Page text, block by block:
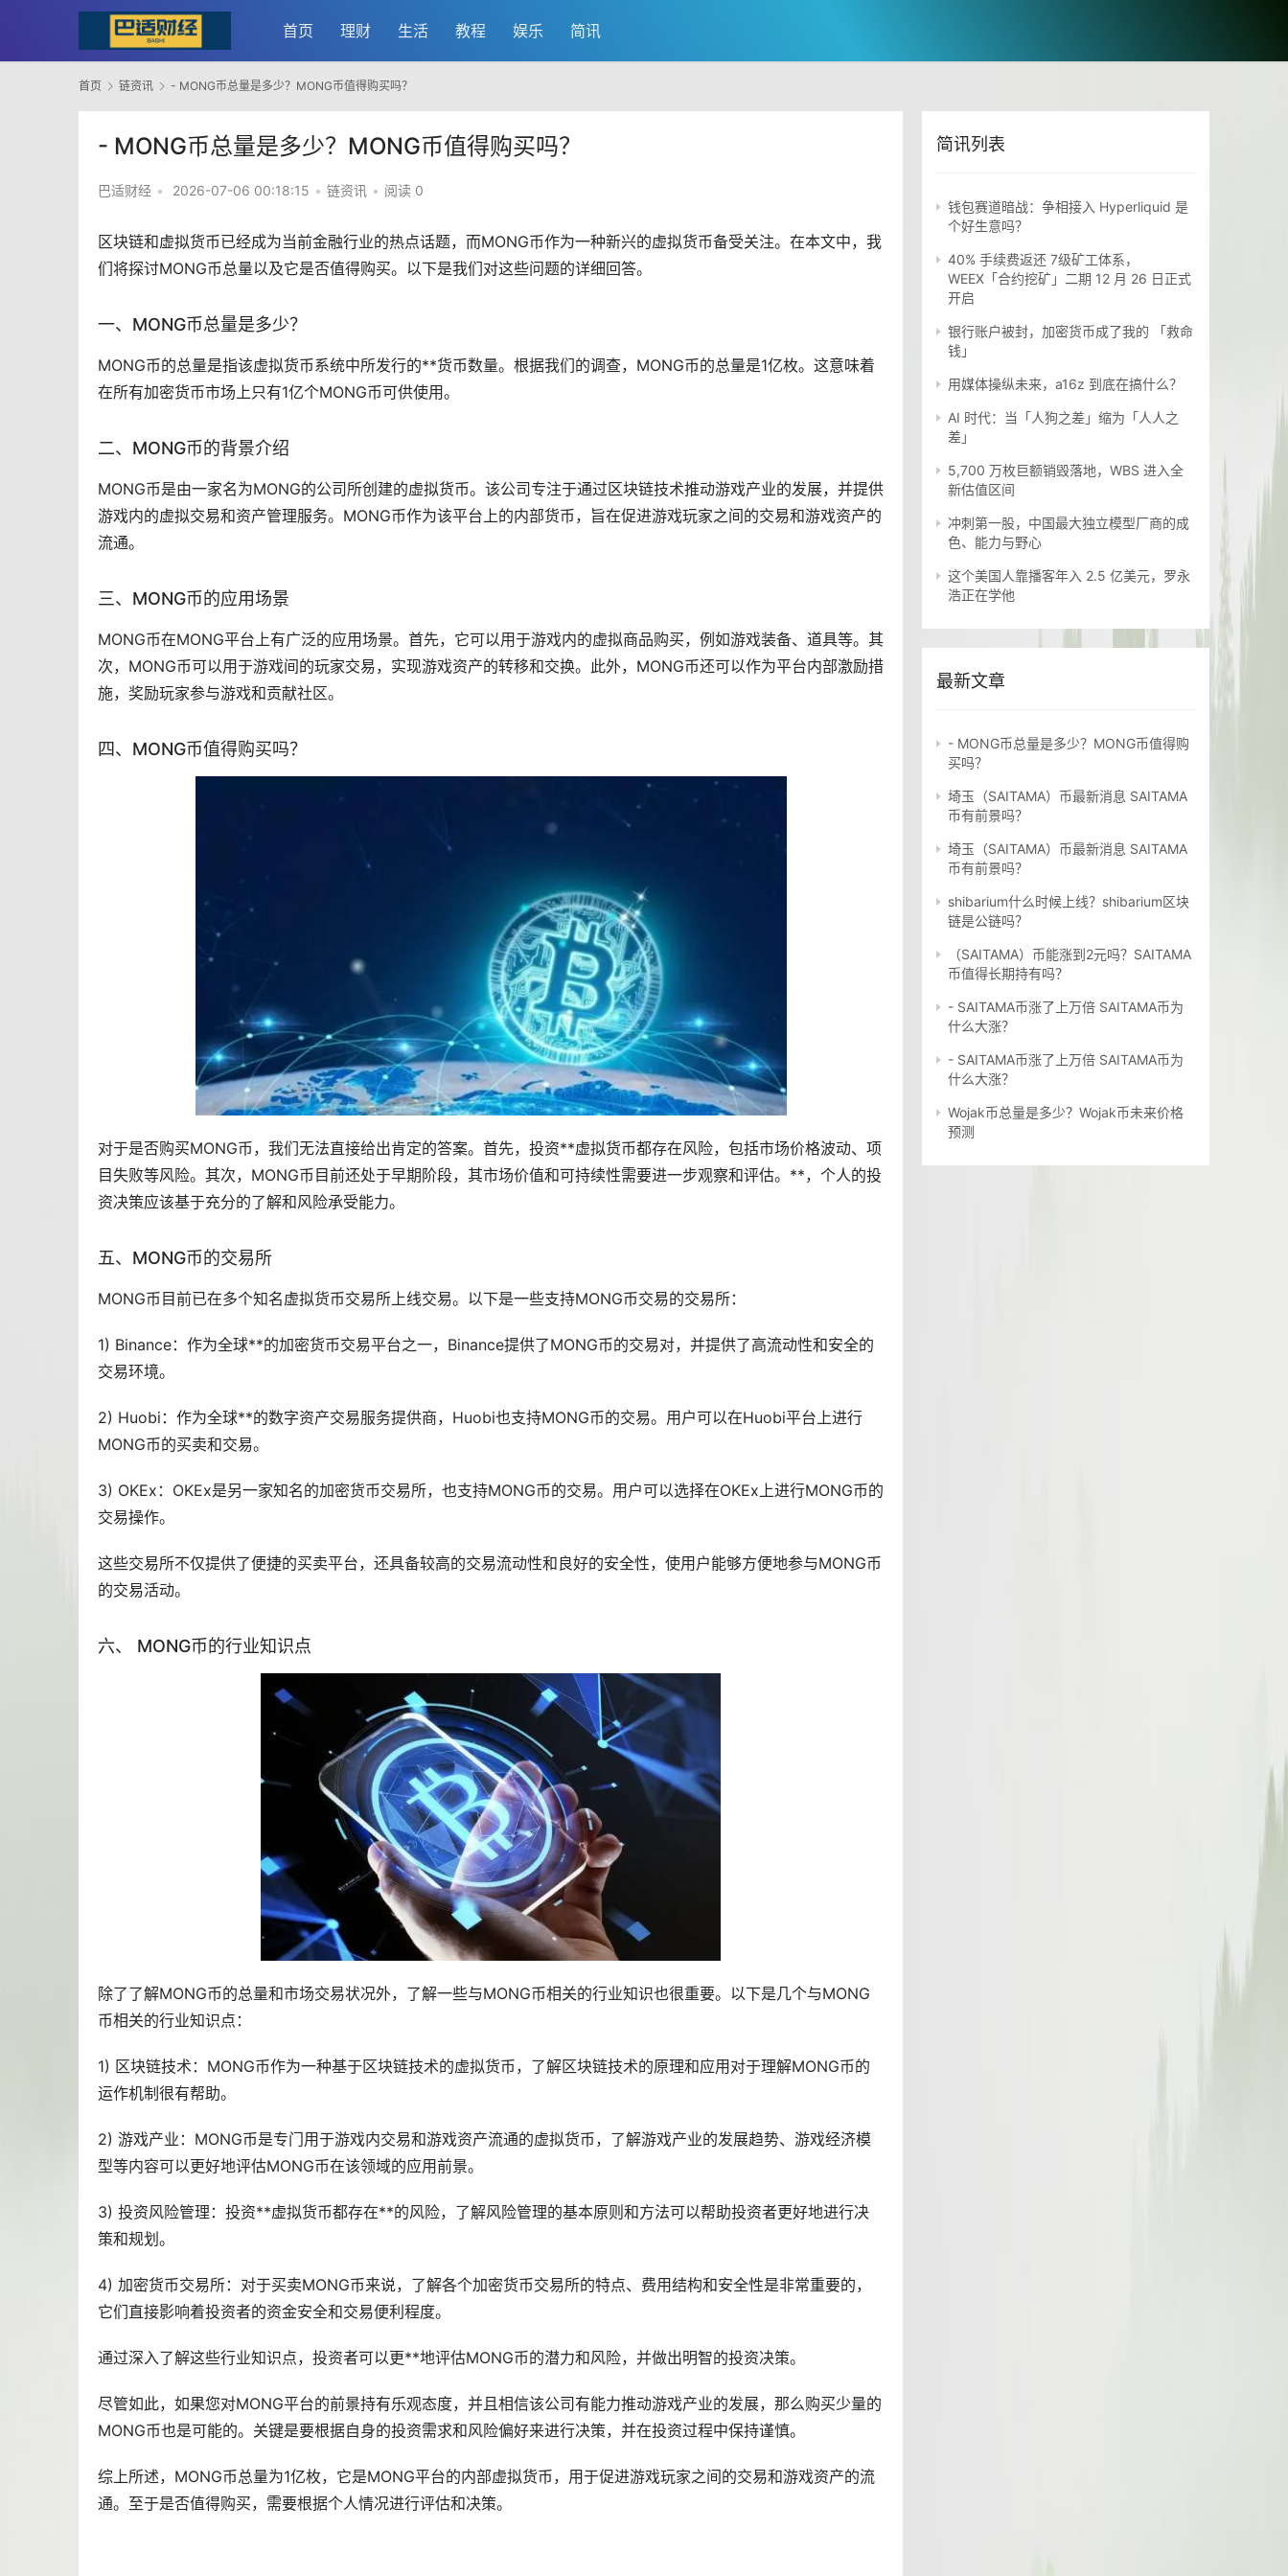
首页 理财 生活 教程 娱乐 简讯
首页 链资讯 - MONG币总量是多少？MONG币值得购买吗？
- MONG币总量是多少？MONG币值得购买吗？
巴适财经 • 2026-07-06 00:18:15 • 链资讯 • 阅读 0
区块链和虚拟货币已经成为当前金融行业的热点话题，而MONG币作为一种新兴的虚拟货币备受关注。在本文中，我
们将探讨MONG币总量以及它是否值得购买。以下是我们对这些问题的详细回答。
一、MONG币总量是多少？
MONG币的总量是指该虚拟货币系统中所发行的**货币数量。根据我们的调查，MONG币的总量是1亿枚。这意味着
在所有加密货币市场上只有1亿个MONG币可供使用。
二、MONG币的背景介绍
MONG币是由一家名为MONG的公司所创建的虚拟货币。该公司专注于通过区块链技术推动游戏产业的发展，并提供
游戏内的虚拟交易和资产管理服务。MONG币作为该平台上的内部货币，旨在促进游戏玩家之间的交易和游戏资产的
流通。
三、MONG币的应用场景
MONG币在MONG平台上有广泛的应用场景。首先，它可以用于游戏内的虚拟商品购买，例如游戏装备、道具等。其
次，MONG币可以用于游戏间的玩家交易，实现游戏资产的转移和交换。此外，MONG币还可以作为平台内部激励措
施，奖励玩家参与游戏和贡献社区。
四、MONG币值得购买吗？
对于是否购买MONG币，我们无法直接给出肯定的答案。首先，投资**虚拟货币都存在风险，包括市场价格波动、项
目失败等风险。其次，MONG币目前还处于早期阶段，其市场价值和可持续性需要进一步观察和评估。**，个人的投
资决策应该基于充分的了解和风险承受能力。
五、MONG币的交易所
MONG币目前已在多个知名虚拟货币交易所上线交易。以下是一些支持MONG币交易的交易所：
1) Binance：作为全球**的加密货币交易平台之一，Binance提供了MONG币的交易对，并提供了高流动性和安全的
交易环境。
2) Huobi：作为全球**的数字资产交易服务提供商，Huobi也支持MONG币的交易。用户可以在Huobi平台上进行
MONG币的买卖和交易。
3) OKEx：OKEx是另一家知名的加密货币交易所，也支持MONG币的交易。用户可以选择在OKEx上进行MONG币的
交易操作。
这些交易所不仅提供了便捷的买卖平台，还具备较高的交易流动性和良好的安全性，使用户能够方便地参与MONG币
的交易活动。
六、 MONG币的行业知识点
除了了解MONG币的总量和市场交易状况外，了解一些与MONG币相关的行业知识也很重要。以下是几个与MONG
币相关的行业知识点：
1) 区块链技术：MONG币作为一种基于区块链技术的虚拟货币，了解区块链技术的原理和应用对于理解MONG币的
运作机制很有帮助。
2) 游戏产业：MONG币是专门用于游戏内交易和游戏资产流通的虚拟货币，了解游戏产业的发展趋势、游戏经济模
型等内容可以更好地评估MONG币在该领域的应用前景。
3) 投资风险管理：投资**虚拟货币都存在**的风险，了解风险管理的基本原则和方法可以帮助投资者更好地进行决
策和规划。
4) 加密货币交易所：对于买卖MONG币来说，了解各个加密货币交易所的特点、费用结构和安全性是非常重要的，
它们直接影响着投资者的资金安全和交易便利程度。
通过深入了解这些行业知识点，投资者可以更**地评估MONG币的潜力和风险，并做出明智的投资决策。
尽管如此，如果您对MONG平台的前景持有乐观态度，并且相信该公司有能力推动游戏产业的发展，那么购买少量的
MONG币也是可能的。关键是要根据自身的投资需求和风险偏好来进行决策，并在投资过程中保持谨慎。
综上所述，MONG币总量为1亿枚，它是MONG平台的内部虚拟货币，用于促进游戏玩家之间的交易和游戏资产的流
通。至于是否值得购买，需要根据个人情况进行评估和决策。
简讯列表
钱包赛道暗战：争相接入 Hyperliquid 是
个好生意吗？
40% 手续费返还 7级矿工体系，
WEEX「合约挖矿」二期 12 月 26 日正式
开启
银行账户被封，加密货币成了我的 「救命
钱」
用媒体操纵未来，a16z 到底在搞什么？
AI 时代：当「人狗之差」缩为「人人之
差」
5,700 万枚巨额销毁落地，WBS 进入全
新估值区间
冲刺第一股，中国最大独立模型厂商的成
色、能力与野心
这个美国人靠播客年入 2.5 亿美元，罗永
浩正在学他
最新文章
- MONG币总量是多少？MONG币值得购
买吗？
埼玉（SAITAMA）币最新消息 SAITAMA
币有前景吗？
埼玉（SAITAMA）币最新消息 SAITAMA
币有前景吗？
shibarium什么时候上线？shibarium区块
链是公链吗？
（SAITAMA）币能涨到2元吗？SAITAMA
币值得长期持有吗？
- SAITAMA币涨了上万倍 SAITAMA币为
什么大涨？
- SAITAMA币涨了上万倍 SAITAMA币为
什么大涨？
Wojak币总量是多少？Wojak币未来价格
预测